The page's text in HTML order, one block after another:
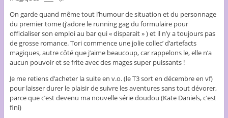
On garde quand même tout l’humour de situation et du personnage
du premier tome (j’adore le running gag du formulaire pour
officialiser son emploi au bar qui « disparait » ) et il n’y a toujours pas
de grosse romance. Tori commence une jolie collec’ d’artefacts
magiques, autre côté que j’aime beaucoup, car rappelons le, elle n’a
aucun pouvoir et se frite avec des mages super puissants !
Je me retiens d’acheter la suite en v.o. (le T3 sort en décembre en vf)
pour laisser durer le plaisir de suivre les aventures sans tout dévorer,
parce que c’est devenu ma nouvelle série doudou (Kate Daniels, c’est
fini)